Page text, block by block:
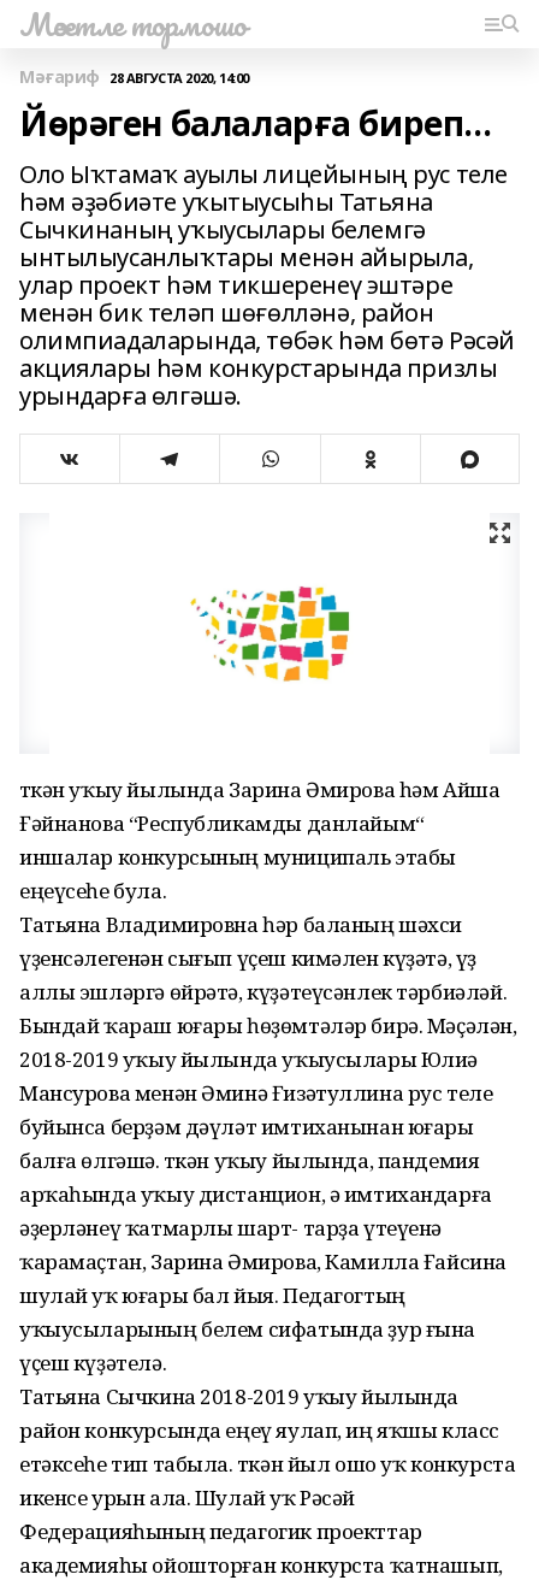
Мәсетле тормошо
Мәғариф 28 АВГУСТА 2020, 14:00
Йөрәген балаларға биреп…
Оло Ыҡтамаҡ ауылы лицейының рус теле
һәм әҙәбиәте уҡытыусыһы Татьяна
Сычкинаның уҡыусылары белемгә
ынтылыусанлыҡтары менән айырыла,
улар проект һәм тикшеренеү эштәре
менән бик теләп шөғөлләнә, район
олимпиадаларында, төбәк һәм бөтә Рәсәй
акциялары һәм конкурстарында призлы
урындарға өлгәшә.
Үткән уҡыу йылында Зарина Әмирова һәм Айша
Ғәйнанова “Республикамды данлайым“
иншалар конкурсының муниципаль этабы
еңеүсеһе була.
Татьяна Владимировна һәр баланың шәхси
үҙенсәлегенән сығып үҫеш кимәлен күҙәтә, үҙ
аллы эшләргә өйрәтә, күҙәтеүсәнлек тәрбиәләй.
Бындай ҡараш юғары һөҙөмтәләр бирә. Мәҫәлән,
2018-2019 уҡыу йылында уҡыусылары Юлиә
Мансурова менән Әминә Ғизәтуллина рус теле
буйынса берҙәм дәүләт имтиханынан юғары
балға өлгәшә. Үткән уҡыу йылында, пандемия
арҡаһында уҡыу дистанцион, ә имтихандарға
әҙерләнеү ҡатмарлы шарт- тарҙа үтеүенә
ҡарамаҫтан, Зарина Әмирова, Камилла Ғайсина
шулай уҡ юғары бал йыя. Педагогтың
уҡыусыларының белем сифатында ҙур ғына
үҫеш күҙәтелә.
Татьяна Сычкина 2018-2019 уҡыу йылында
район конкурсында еңеү яулап, иң яҡшы класс
етәксеһе тип табыла. Үткән йыл ошо уҡ конкурста
икенсе урын ала. Шулай уҡ Рәсәй
Федерацияһының педагогик проекттар
академияһы ойошторған конкурста ҡатнашып,